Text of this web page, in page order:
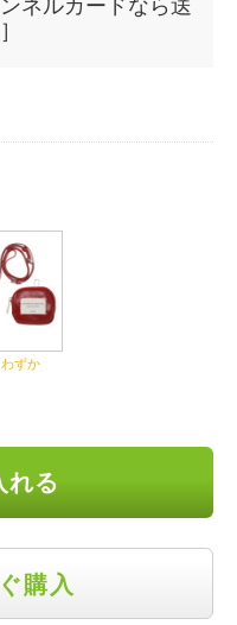
ネルカードなら送
］
ずか
れる
購入